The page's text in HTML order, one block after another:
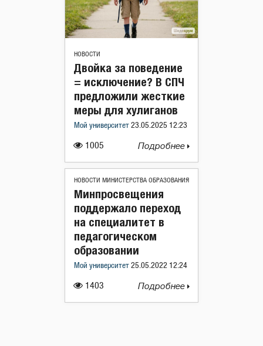
НОВОСТИ
1005
Двойка за поведение
= исключение? В СПЧ
предложили жесткие
меры для хулиганов
Мой университет 23.05.2025 12:23
Подробнее
НОВОСТИ МИНИСТЕРСТВА ОБРАЗОВАНИЯ
1403
Минпросвещения
поддержало переход
на специалитет в
педагогическом
образовании
Мой университет 25.05.2022 12:24
Подробнее